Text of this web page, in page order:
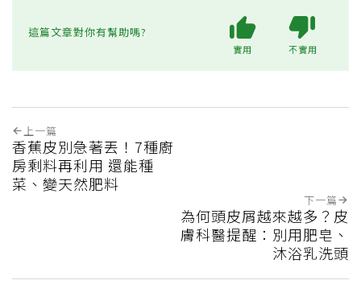
這篇文章對你有幫助嗎?
實用 不實用
上一篇
香蕉皮別急著丟！7種廚
房剩料再利用 還能種
菜、變天然肥料
下一篇
為何頭皮屑越來越多？皮
膚科醫提醒：別用肥皂、
沐浴乳洗頭